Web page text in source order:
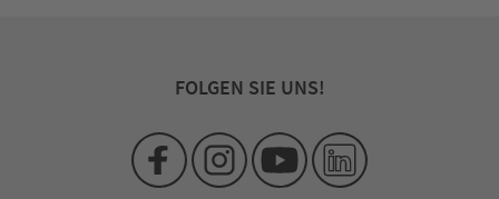
FOLGEN SIE UNS!